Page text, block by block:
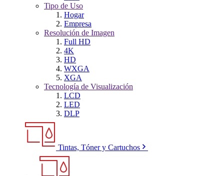
Tipo de Uso
Hogar
Empresa
Resolución de Imagen
Full HD
4K
HD
WXGA
XGA
Tecnología de Visualización
LCD
LED
DLP
Tintas, Tóner y Cartuchos